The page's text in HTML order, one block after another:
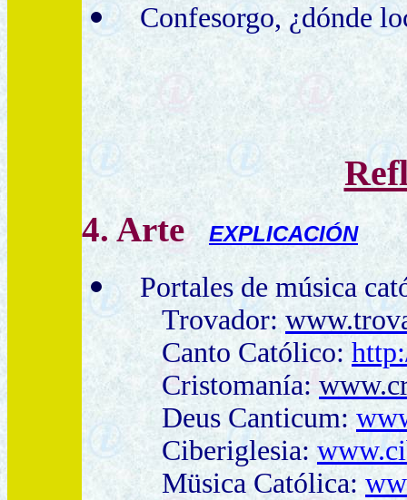
Confesorgo, ¿dónde
4. Arte EXPLICACIÓN
Portales de música
Trovador:
Canto Católico:
Cristomanía:
Deus Canticum:
Ciberiglesia:
Müsica Católica: